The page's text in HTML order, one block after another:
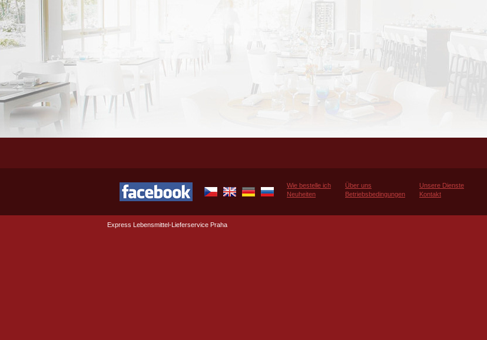
Wie bestelle ich
Neuheiten
Über uns
Betriebsbedingungen
Unsere Dienste
Kontakt
Express Lebensmittel-Lieferservice Praha